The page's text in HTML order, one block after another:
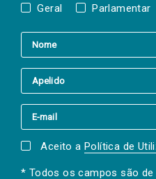
Geral Parlamentar
Aceito a Política de
* Todos os campos são